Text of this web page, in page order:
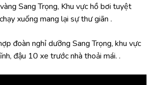
Sang Trọng, Khu vực hồ bơi tuyệt
xuống mang lại sự thư giãn .
đoàn nghỉ dưỡng Sang Trọng, khu vực
đậu 10 xe trước nhà thoải mái. .